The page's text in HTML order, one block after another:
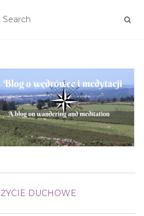
ŻYCIE DUCHOWE